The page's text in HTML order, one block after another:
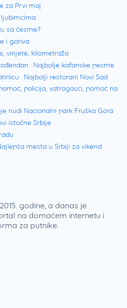
za Prvi maj
sa česme?
i goriva
vinjete, kilometraža
Najbolje kafanske pesme
Najbolji restorani Novi Sad
policija, vatrogasci, pomoć na
nudi Nacionalni park Fruška Gora
istočne Srbije
mesta u Srbiji za vikend
godine, a danas je
na domaćem internetu i
za putnike.